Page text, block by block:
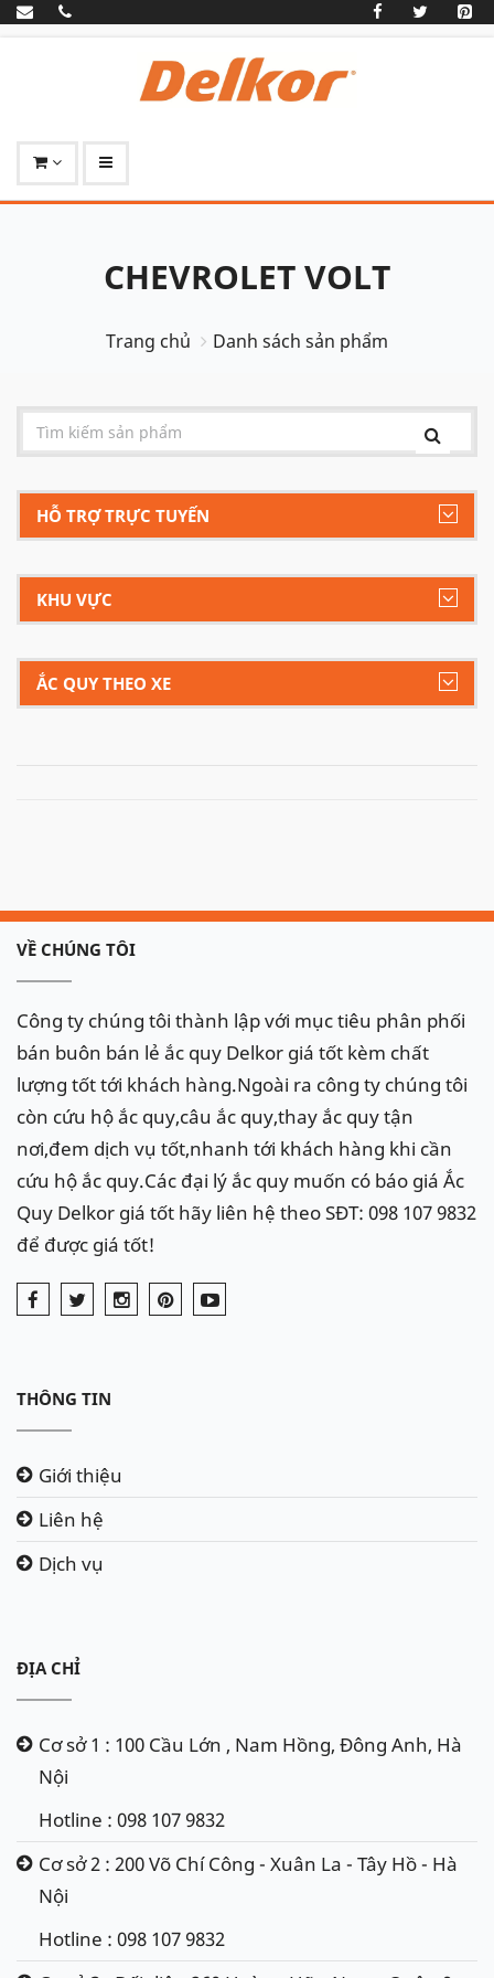
CHEVROLET VOLT
Trang chủ Danh sách sản phẩm
HỖ TRỢ TRỰC TUYẾN
KHU VỰC
ẮC QUY THEO XE
VỀ CHÚNG TÔI
Công ty chúng tôi thành lập với mục tiêu phân phối
bán buôn bán lẻ ắc quy Delkor giá tốt kèm chất
lượng tốt tới khách hàng.Ngoài ra công ty chúng tôi
còn cứu hộ ắc quy,câu ắc quy,thay ắc quy tận
nơi,đem dịch vụ tốt,nhanh tới khách hàng khi cần
cứu hộ ắc quy.Các đại lý ắc quy muốn có báo giá Ắc
Quy Delkor giá tốt hãy liên hệ theo SĐT: 098 107 9832
để được giá tốt!
THÔNG TIN
Giới thiệu
Liên hệ
Dịch vụ
ĐỊA CHỈ
Cơ sở 1 : 100 Cầu Lớn , Nam Hồng, Đông Anh, Hà
Nội
Hotline : 098 107 9832
Cơ sở 2 : 200 Võ Chí Công - Xuân La - Tây Hồ - Hà
Nội
Hotline : 098 107 9832